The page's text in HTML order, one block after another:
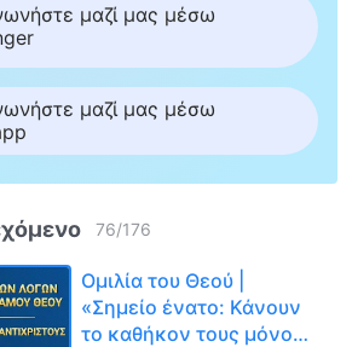
μαζί μας μέσω
μαζί μας μέσω
76/176
Ομιλία του Θεού |
«Σημείο ένατο: Κάνουν
το καθήκον τους μόνο